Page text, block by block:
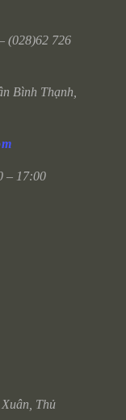
(028)62 726
Bình Thạnh,
– 17:00
Thủ